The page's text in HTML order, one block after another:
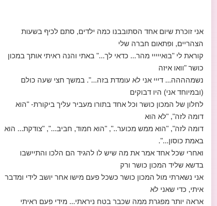
אני זוכרת שיום אחד הסתובבנו כמה ילדים, סתם לכיף בשעות
הצהריים, ופתאום חברה שלי
קוראת לי "בואייייי מהר... כדאי לך..." באתי והנה ראיתי אותך במכון
כושר "וואו איזה
נשמהההה... דייי אני לא עומדת בזה...". במשך חצי שעה כולם
(ובמיוחד אני) היו דבוקים
לחלון של המכון כושר וכל אחד בתורו מעביר עליך ביקורת- "הוא
דומה לזה", "לא הוא
דומה לזה", "הוא ממש מכוער..", "הוא חמוד, חביב...", "צודקת... הוא
באמת כוסון...".
ואחרי שכל אחד אמר את מה שיש לו להגיד הם הלכו והתיישבו
בדשא שליד המכון כושר ורק
אני נשארתי מול המכון כושר כשכל פעם מישו אחר יושב לידי ומדבר
איתי, כדי שאני לא
אראה יותר מפגרת ממה שכבר בטח ניראתי... מידי פעם ראיתי